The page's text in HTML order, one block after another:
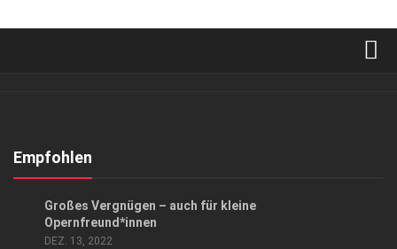
Kontakt, Impressum
Empfohlen
Großes Vergnügen – auch für kleine
Opernfreund*innen
DEZ. 13, 2022